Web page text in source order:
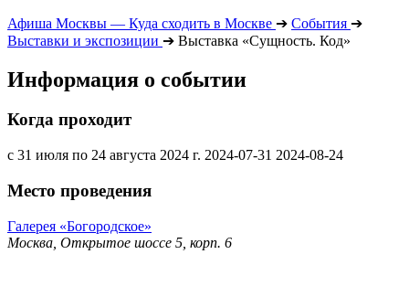
Афиша Москвы — Куда сходить в Москве ➔ События ➔
Выставки и экспозиции ➔ Выставка «Сущность. Код»
Информация о событии
Когда проходит
с 31 июля по 24 августа 2024 г. 2024-07-31 2024-08-24
Место проведения
Галерея «Богородское»
Москва, Открытое шоссе 5, корп. 6